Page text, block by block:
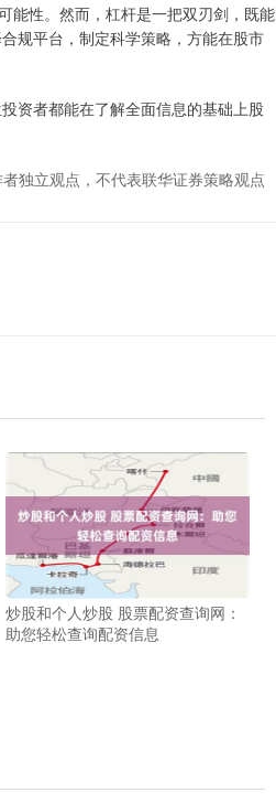
能性。然而，杠杆是一把双刃剑，既能
规平台，制定科学策略，方能在股市
资者都能在了解全面信息的基础上股
独立观点，不代表联华证券策略观点
炒股和个人炒股 股票配资查询网：
助您轻松查询配资信息